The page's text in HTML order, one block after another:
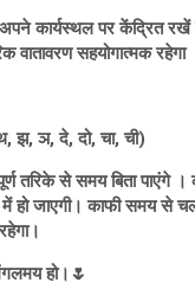
अपने कार्यस्थल पर केंद्रित
वातावरण सहयोगात्मक
झ, ञ, दे, दो, चा, ची)
तरिके से समय बिता पाएंगे
में हो जाएगी। काफी समय से
हो।🌷